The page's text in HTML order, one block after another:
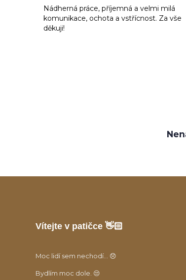
Nádherná práce, příjemná a velmi milá
komunikace, ochota a vstřícnost. Za vše
děkuji!
Vítejte v patičce 👋🏻
Moc lidí sem nechodí... 😞
Bydlím moc dole. 😒